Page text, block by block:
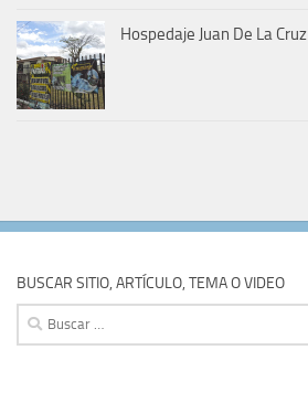
Hospedaje Juan De La Cruz
BUSCAR SITIO, ARTÍCULO, TEMA O VIDEO
Buscar: